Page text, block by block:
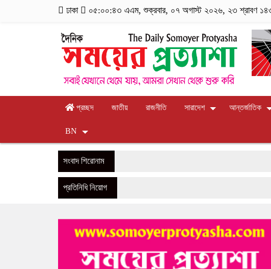
ঢাকা ০৫:০০:৪৪ এএম, শুক্রবার, ০৭ অগাস্ট ২০২৬, ২৩ শ্রাবণ ১৪৩৩
প্রচ্ছদ জাতীয় রাজনীতি সারাদেশ আন্তর্জাতিক
BN
সংবাদ শিরোনাম
প্রতিনিধি নিয়োগ